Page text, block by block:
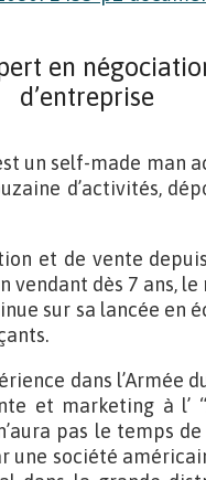
en
d’entreprise
un self-made man
d’activités,
et de vente
dès 7 ans, le
sur sa lancée en
dans l’Armée
et marketing à l’
pas le temps
une société